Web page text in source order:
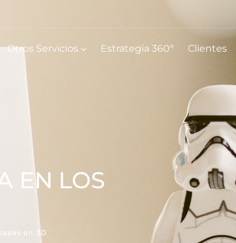
Otros Servicios Estrategia 360º Clientes
EN LOS
en 3D